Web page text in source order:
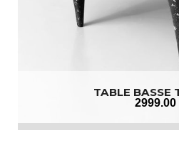
TABLE BASSE
2999.00